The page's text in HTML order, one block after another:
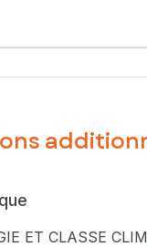
maison en pierre
roulants. Un
000 €
SAFTI :
ET CLASSE